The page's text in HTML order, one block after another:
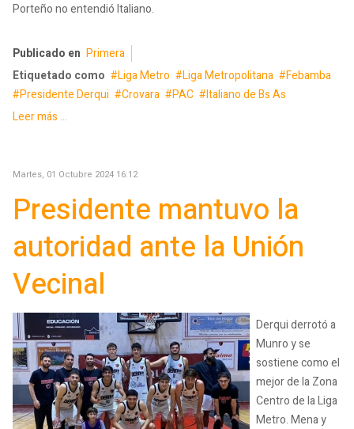
Porteño no entendió Italiano.
Publicado en Primera
Etiquetado como
Liga Metro Liga Metropolitana
Febamba
Presidente Derqui
Crovara PAC
Italiano de Bs As
Leer más ...
Martes, 01 Octubre 2024 16:12
Presidente mantuvo la
autoridad ante la Unión
Vecinal
Derqui derrotó a
Munro y se
sostiene como el
mejor de la Zona
Centro de la Liga
Metro. Mena y